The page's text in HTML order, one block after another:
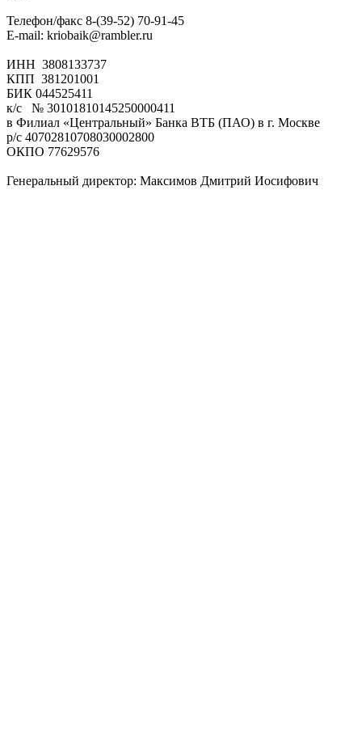
Телефон/факс 8-(39-52) 70-91-45
E-mail: kriobaik@rambler.ru
ИНН 3808133737
КПП 381201001
БИК 044525411
к/с № 30101810145250000411
в Филиал «Центральный» Банка ВТБ (ПАО) в г. Москве
р/с 40702810708030002800
ОКПО 77629576
Генеральный директор: Максимов Дмитрий Иосифович